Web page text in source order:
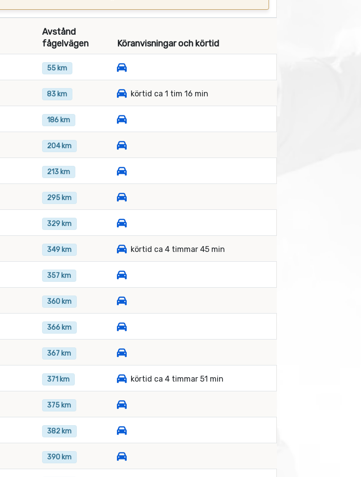
Avstånd
fågelvägen
Köranvisningar och körtid
55 km
83 km körtid ca 1 tim 16 min
186 km
204 km
213 km
295 km
329 km
349 km körtid ca 4 timmar 45 min
357 km
360 km
366 km
367 km
371 km körtid ca 4 timmar 51 min
375 km
382 km
390 km